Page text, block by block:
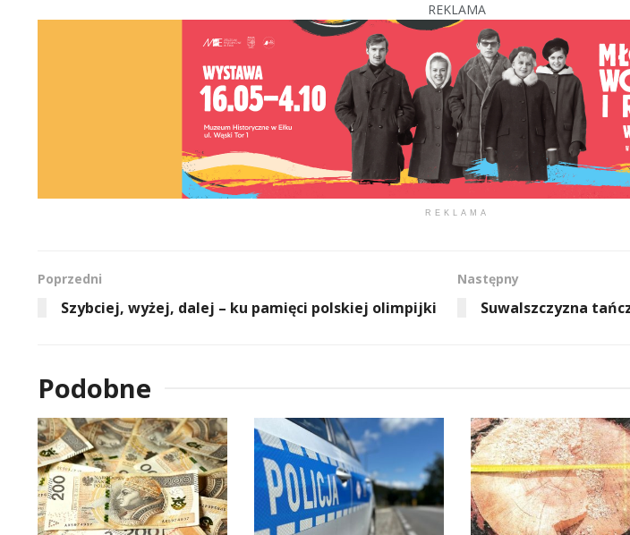
REKLAMA
REKLAMA
Poprzedni
Szybciej, wyżej, dalej – ku pamięci polskiej olimpijki
Następny
Suwalszczyzna
Podobne